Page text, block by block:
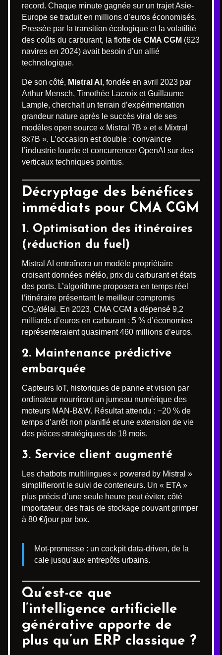
record. Chaque minute gagnée sur un trajet Asie-
Europe se traduit en millions d’euros économisés.
Pressée par la transition écologique et la volatilité
des coûts du carburant, la flotte de CMA CGM (623
navires en 2024) avait besoin d’un allié
technologique.
De son côté, Mistral AI , fondée en avril 2023 par
Arthur Mensch, Timothée Lacroix et Guillaume
Lample, cherchait un terrain d’expérimentation
grandeur nature après le succès viral de ses
modèles open source « Mistral 7B » et « Mixtral
8x7B ». L’occasion est double : convaincre
l’industrie lourde et concurrencer OpenAI sur des
verticaux techniques pointus.
Décryptage des bénéfices
immédiats pour CMA CGM
1. Optimisation des itinéraires
(réduction du fuel)
Mistral AI entraînera un modèle propriétaire
croisant données météo, prix du carburant et états
des ports. L’algorithme proposera en temps réel
l’itinéraire présentant le meilleur compromis
CO₂/délai. En 2023, CMA CGM a dépensé 9,2
milliards d’euros en carburant ; 5 % d’économies
représenteraient quasiment 460 millions d’euros.
2. Maintenance prédictive
embarquée
Capteurs IoT, historiques de panne et vision par
ordinateur nourriront un jumeau numérique des
moteurs MAN-B&W. Résultat attendu : −20 % de
temps d’arrêt non planifié et une extension de vie
des pièces stratégiques de 18 mois.
3. Service client augmenté
Les chatbots multilingues « powered by Mistral »
simplifieront le suivi de conteneurs. Un « ETA »
plus précis d’une seule heure peut éviter, côté
importateur, des frais de stockage pouvant grimper
à 80 €/jour par box.
Mot-promesse : un cockpit data-driven, de la
cale jusqu’aux entrepôts urbains.
Qu’est-ce que
l’intelligence artificielle
générative apporte de
plus qu’un ERP classique ?